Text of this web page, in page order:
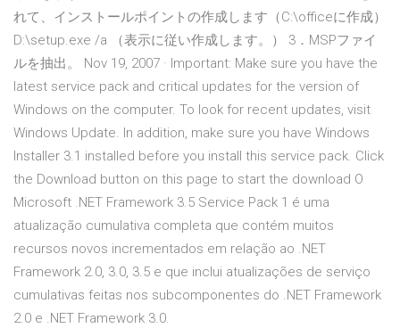
れて、インストールポイントの作成します（C:\officeに作成）
D:\setup.exe /a （表示に従い作成します。） 3．MSPファイ
ルを抽出。 Nov 19, 2007 · Important: Make sure you have the
latest service pack and critical updates for the version of
Windows on the computer. To look for recent updates, visit
Windows Update. In addition, make sure you have Windows
Installer 3.1 installed before you install this service pack. Click
the Download button on this page to start the download O
Microsoft .NET Framework 3.5 Service Pack 1 é uma
atualização cumulativa completa que contém muitos
recursos novos incrementados em relação ao .NET
Framework 2.0, 3.0, 3.5 e que inclui atualizações de serviço
cumulativas feitas nos subcomponentes do .NET Framework
2.0 e .NET Framework 3.0.